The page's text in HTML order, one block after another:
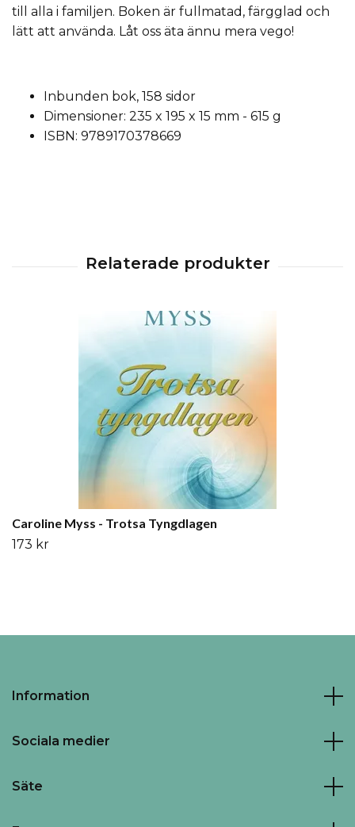
till alla i familjen. Boken är fullmatad, färgglad och
lätt att använda. Låt oss äta ännu mera vego!
Inbunden bok, 158 sidor
Dimensioner: 235 x 195 x 15 mm - 615 g
ISBN: 9789170378669
Caroline Myss - Trotsa Tyngdlagen
173 kr
Information
Sociala medier
Säte